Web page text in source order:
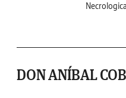
DON ANÍBAL